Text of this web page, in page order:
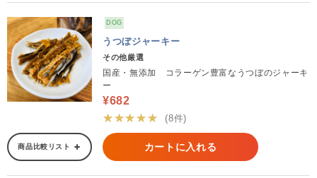
DOG
うつぼジャーキー
その他厳選
国産・無添加 コラーゲン豊富なうつぼのジャーキ
ー
¥682
★★★★★
(8件)
商品比較リスト カートに入れる